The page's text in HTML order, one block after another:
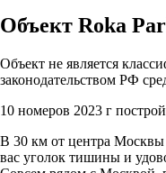
Объект Roka
Объект не является
законодательством РФ
10 номеров 2023 г
В 30 км от центра
вас уголок тишины и